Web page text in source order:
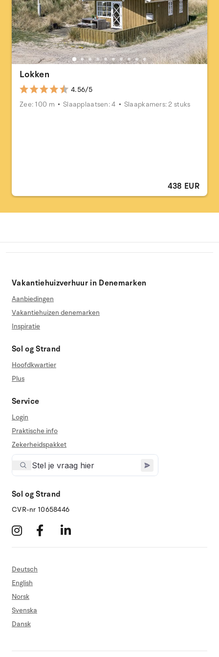
Lokken
4.56/5
Zee: 100 m
Slaapplaatsen: 4 Slaapkamers: 2 stuks
438 EUR
Vakantiehuizverhuur in Denemarken
Aanbiedingen
Vakantiehuizen denemarken
Inspiratie
Sol og Strand
Hoofdkwartier
Plus
Service
Login
Praktische info
Zekerheidspakket
Sol og Strand
CVR-nr 10658446
Deutsch
English
Norsk
Svenska
Dansk